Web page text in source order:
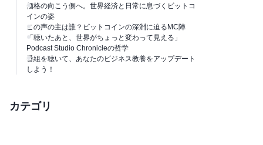
価格の向こう側へ。世界経済と日常に息づくビットコ
インの姿
この声の主は誰？ビットコインの深淵に迫るMC陣
「聴いたあと、世界がちょっと変わって見える」
Podcast Studio Chronicleの哲学
番組を聴いて、あなたのビジネス教養をアップデート
しよう！
カテゴリ